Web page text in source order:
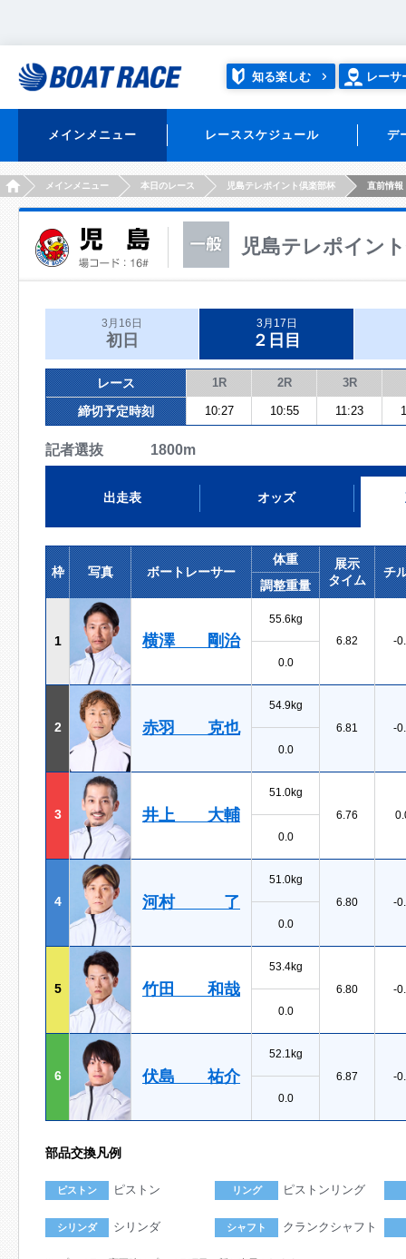
知る楽しむ レーサ
メインメニュー レーススケジュール デ
HOMEメインメニュー 本日のレース 児島テレポイント倶楽部杯 直前情報
児島テレポイン
3月16日
初日
3月17日
２日目
レース 1R 2R 3R
締切予定時刻 10:27 10:55 11:23
記者選抜 1800m
出走表 オッズ
枠 写真 ボートレーサー
体重
展示
タイム
チ
調整重量
1 横澤 剛治
55.6kg
6.82
-
0.0
2 赤羽 克也
54.9kg
6.81
-
0.0
3 井上 大輔
51.0kg
6.76
0.0
4 河村 了
51.0kg
6.80
-
0.0
5 竹田 和哉
53.4kg
6.80
-
0.0
6 伏島 祐介
52.1kg
6.87
-
0.0
部品交換凡例
ピストン ピストン リング ピストンリング
シリンダ シリンダ シャフト クランクシャフト